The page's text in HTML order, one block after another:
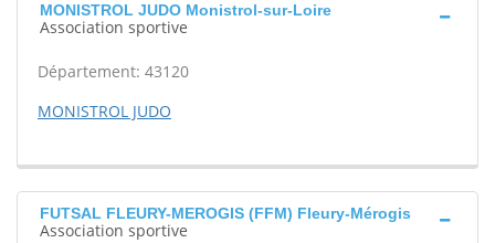
MONISTROL JUDO Monistrol-sur-Loire
Association sportive
Département: 43120
MONISTROL JUDO
FUTSAL FLEURY-MEROGIS (FFM) Fleury-Mérogis
Association sportive